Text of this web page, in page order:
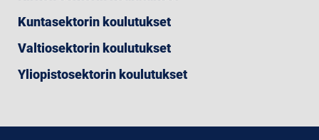
Kuntasektorin koulutukset
Valtiosektorin koulutukset
Yliopistosektorin koulutukset